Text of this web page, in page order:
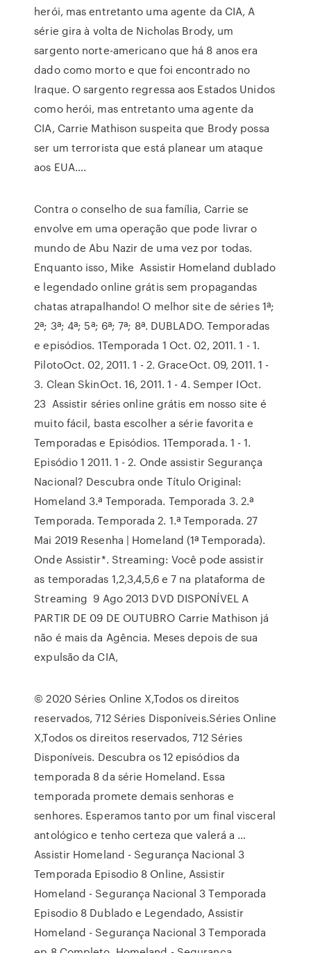
herói, mas entretanto uma agente da CIA, A
série gira à volta de Nicholas Brody, um
sargento norte-americano que há 8 anos era
dado como morto e que foi encontrado no
Iraque. O sargento regressa aos Estados Unidos
como herói, mas entretanto uma agente da
CIA, Carrie Mathison suspeita que Brody possa
ser um terrorista que está planear um ataque
aos EUA….
Contra o conselho de sua família, Carrie se
envolve em uma operação que pode livrar o
mundo de Abu Nazir de uma vez por todas.
Enquanto isso, Mike Assistir Homeland dublado
e legendado online grátis sem propagandas
chatas atrapalhando! O melhor site de séries 1ª;
2ª; 3ª; 4ª; 5ª; 6ª; 7ª; 8ª. DUBLADO. Temporadas
e episódios. 1Temporada 1 Oct. 02, 2011. 1 - 1.
PilotoOct. 02, 2011. 1 - 2. GraceOct. 09, 2011. 1 -
3. Clean SkinOct. 16, 2011. 1 - 4. Semper IOct.
23 Assistir séries online grátis em nosso site é
muito fácil, basta escolher a série favorita e
Temporadas e Episódios. 1Temporada. 1 - 1.
Episódio 1 2011. 1 - 2. Onde assistir Segurança
Nacional? Descubra onde Título Original:
Homeland 3.ª Temporada. Temporada 3. 2.ª
Temporada. Temporada 2. 1.ª Temporada. 27
Mai 2019 Resenha | Homeland (1ª Temporada).
Onde Assistir*. Streaming: Você pode assistir
as temporadas 1,2,3,4,5,6 e 7 na plataforma de
Streaming 9 Ago 2013 DVD DISPONÍVEL A
PARTIR DE 09 DE OUTUBRO Carrie Mathison já
não é mais da Agência. Meses depois de sua
expulsão da CIA,
© 2020 Séries Online X,Todos os direitos
reservados, 712 Séries Disponíveis.Séries Online
X,Todos os direitos reservados, 712 Séries
Disponíveis. Descubra os 12 episódios da
temporada 8 da série Homeland. Essa
temporada promete demais senhoras e
senhores. Esperamos tanto por um final visceral
antológico e tenho certeza que valerá a …
Assistir Homeland - Segurança Nacional 3
Temporada Episodio 8 Online, Assistir
Homeland - Segurança Nacional 3 Temporada
Episodio 8 Dublado e Legendado, Assistir
Homeland - Segurança Nacional 3 Temporada